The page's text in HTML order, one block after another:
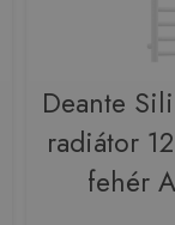
Deante
radiátor
fehér